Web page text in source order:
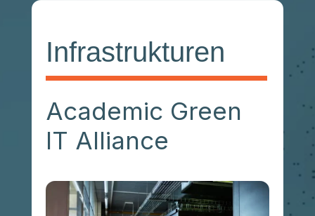
Infrastrukturen
Academic Green
IT Alliance